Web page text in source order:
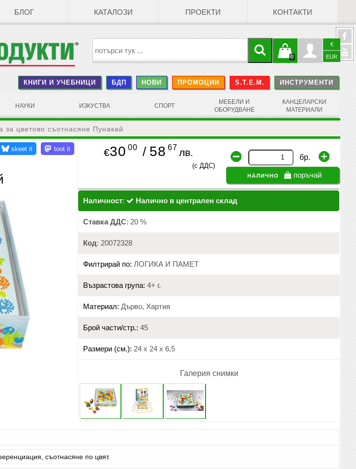
БЛОГ КАТАЛОЗИ ПРОЕКТИ КОНТАКТИ
€
EUR
Профил
0
Кошницата
е празна
КНИГИ И УЧЕБНИЦИ БДП НОВИ ПРОМОЦИИ S.T.E.M. ИНСТРУМЕНТИ
НАУКИ ИЗКУСТВА СПОРТ
МЕБЕЛИ И
ОБОРУДВАНЕ
КАНЦЕЛАРСКИ
МАТЕРИАЛИ
за цветово съотнасяне Пунакай
€30 00 / 58 67 лв.
(с ДДС)
бр.
налично поръчай
Наличност: Налично в централен склад
Ставка ДДС: 20 %
Код: 20072328
Филтрирай по: ЛОГИКА И ПАМЕТ
Възрастова група: 4+ г.
Материал: Дърво, Хартия
Брой части/стр.: 45
Размери (см.): 24 x 24 x 6,5
Галерия снимки
съотнасяне по цвят.